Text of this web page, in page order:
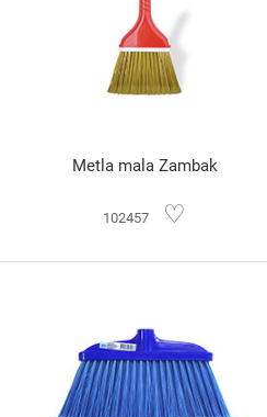
Metla mala Zambak
102457 ♡